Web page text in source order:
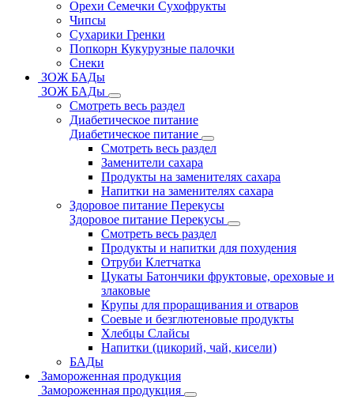
Орехи Семечки Сухофрукты
Чипсы
Сухарики Гренки
Попкорн Кукурузные палочки
Снеки
ЗОЖ БАДы
ЗОЖ БАДы
Смотреть весь раздел
Диабетическое питание
Диабетическое питание
Смотреть весь раздел
Заменители сахара
Продукты на заменителях сахара
Напитки на заменителях сахара
Здоровое питание Перекусы
Здоровое питание Перекусы
Смотреть весь раздел
Продукты и напитки для похудения
Отруби Клетчатка
Цукаты Батончики фруктовые, ореховые и
злаковые
Крупы для проращивания и отваров
Соевые и безглютеновые продукты
Хлебцы Слайсы
Напитки (цикорий, чай, кисели)
БАДы
Замороженная продукция
Замороженная продукция